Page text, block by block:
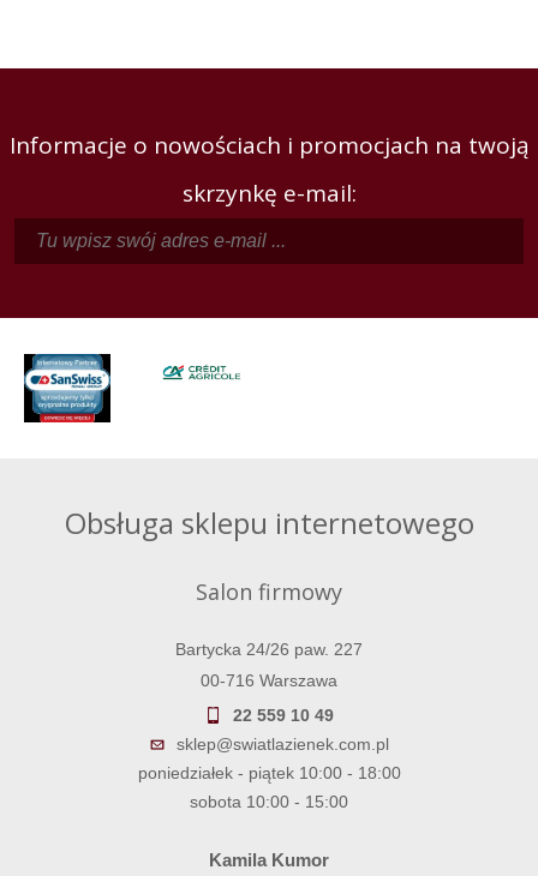
Informacje o nowościach i promocjach na twoją
skrzynkę e-mail:
Obsługa sklepu internetowego
Salon firmowy
Bartycka 24/26 paw. 227
00-716 Warszawa
22 559 10 49
sklep@swiatlazienek.com.pl
poniedziałek - piątek 10:00 - 18:00
sobota 10:00 - 15:00
Kamila Kumor